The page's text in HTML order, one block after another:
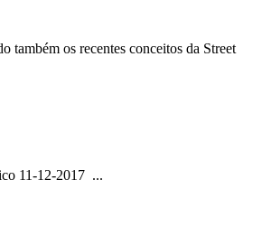
também os recentes conceitos da Street
11-12-2017 ...